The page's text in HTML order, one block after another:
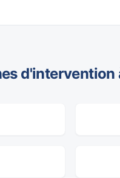
d'intervention